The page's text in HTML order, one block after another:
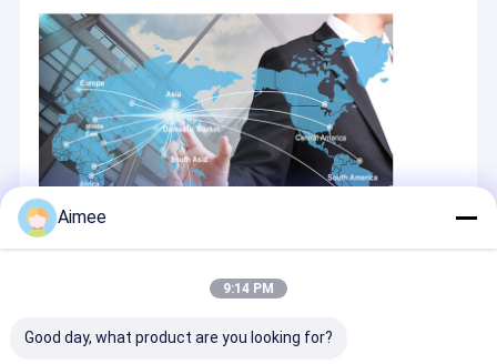
Aimee
9:14 PM
Good day, what product are you looking for?